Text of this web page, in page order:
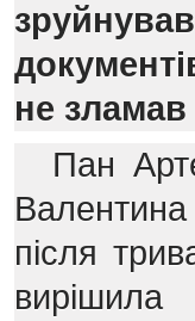
не зламав
Пан
після